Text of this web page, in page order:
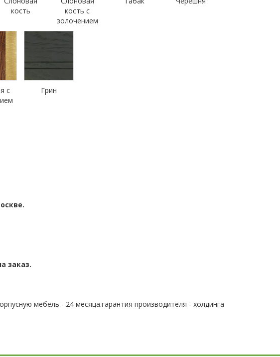
кость
кость с
золочением
с
Грин
заказ.
мебель - 24 месяца.гарантия производителя - холдинга